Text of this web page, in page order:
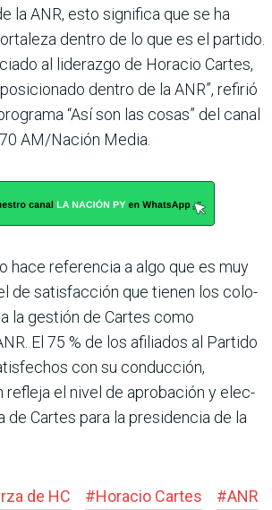
la ANR, esto significa que se ha
dentro de lo que es el partido.
al lide­razgo de Horacio Cartes,
dentro de la ANR”, refirió
“Así son las cosas” del canal
AM/Nación Media.
hace referencia a algo que es muy
de satis­facción que tienen los colo­
la gestión de Cartes como
El 75 % de los afilia­dos al Partido
con su conduc­ción,
refleja el nivel de aprobación y elec­
de Car­tes para la presidencia de la
de HC #Horacio Cartes #ANR